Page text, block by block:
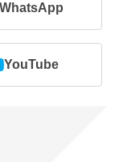
WhatsApp
YouTube